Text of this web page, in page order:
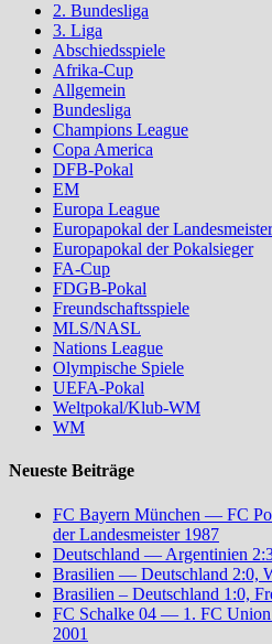
2. Bundesliga
3. Liga
Abschiedsspiele
Afrika-Cup
Allgemein
Bundesliga
Champions League
Copa America
DFB-Pokal
EM
Europa League
Europapokal der Landesmeister
Europapokal der Pokalsieger
FA-Cup
FDGB-Pokal
Freundschaftsspiele
MLS/NASL
Nations League
Olympische Spiele
UEFA-Pokal
Weltpokal/Klub-WM
WM
Neueste Beiträge
FC Bayern München — FC
der Landesmeister 1987
Deutschland — Argentinien
Brasilien — Deutschland 2:0,
Brasilien – Deutschland 1:0,
FC Schalke 04 — 1. FC
2001